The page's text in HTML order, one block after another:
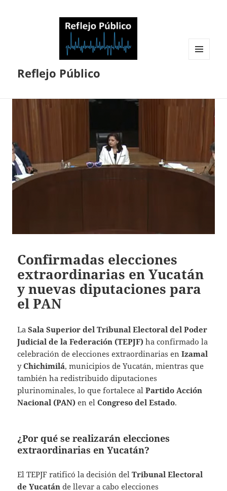
Reflejo Público
Confirmadas elecciones
extraordinarias en Yucatán
y nuevas diputaciones para
el PAN
LaSala Superior del Tribunal Electoral del Poder
Judicial de la Federación (TEPJF) ha confirmado la
celebración de elecciones extraordinarias enIzamal
yChichimilá, municipios de Yucatán, mientras que
también ha redistribuido diputaciones
plurinominales, lo que fortalece alPartido Acción
Nacional (PAN) en elCongreso del Estado.
¿Por qué se realizarán elecciones
extraordinarias en Yucatán?
El TEPJF ratificó la decisión delTribunal Electoral
de Yucatán de llevar a cabo elecciones